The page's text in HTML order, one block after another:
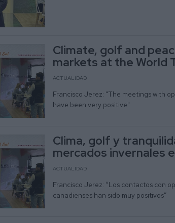
Climate, golf and
markets at the World
ACTUALIDAD
Francisco Jerez: "The meetings with
have been very positive"
Clima, golf y
mercados invernales
ACTUALIDAD
Francisco Jerez: “Los contactos con
canadienses han sido muy positivos”